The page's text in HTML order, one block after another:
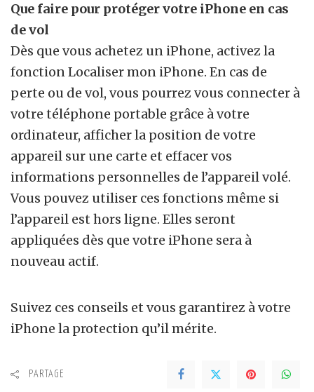
Que faire pour protéger votre iPhone en cas
de vol
Dès que vous achetez un iPhone, activez la
fonction Localiser mon iPhone. En cas de
perte ou de vol, vous pourrez vous connecter à
votre téléphone portable grâce à votre
ordinateur, afficher la position de votre
appareil sur une carte et effacer vos
informations personnelles de l’appareil volé.
Vous pouvez utiliser ces fonctions même si
l’appareil est hors ligne. Elles seront
appliquées dès que votre iPhone sera à
nouveau actif.
Suivez ces conseils et vous garantirez à votre
iPhone la protection qu’il mérite.
PARTAGE